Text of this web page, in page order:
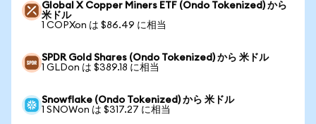
Global X Copper Miners ETF (Ondo Tokenized) から
米ドル
1 COPXon は $86.49 に相当
SPDR Gold Shares (Ondo Tokenized) から 米ドル
1 GLDon は $389.18 に相当
Snowflake (Ondo Tokenized) から 米ドル
1 SNOWon は $317.27 に相当